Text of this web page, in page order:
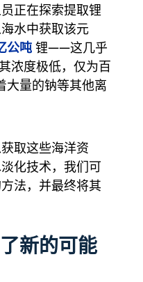
正在探索提取锂
水中获取该元
公吨锂——这几乎
浓度极低，仅为百
大量的钠等其他离
取这些海洋资
化技术，我们可
法，并最终将其
新的可能